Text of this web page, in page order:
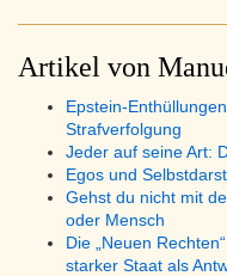
Artikel von
Epstein-
Strafverfolgung
Jeder auf seine Art:
Egos und
Gehst du nicht mit
oder Mensch
Die „Neuen
starker Staat als